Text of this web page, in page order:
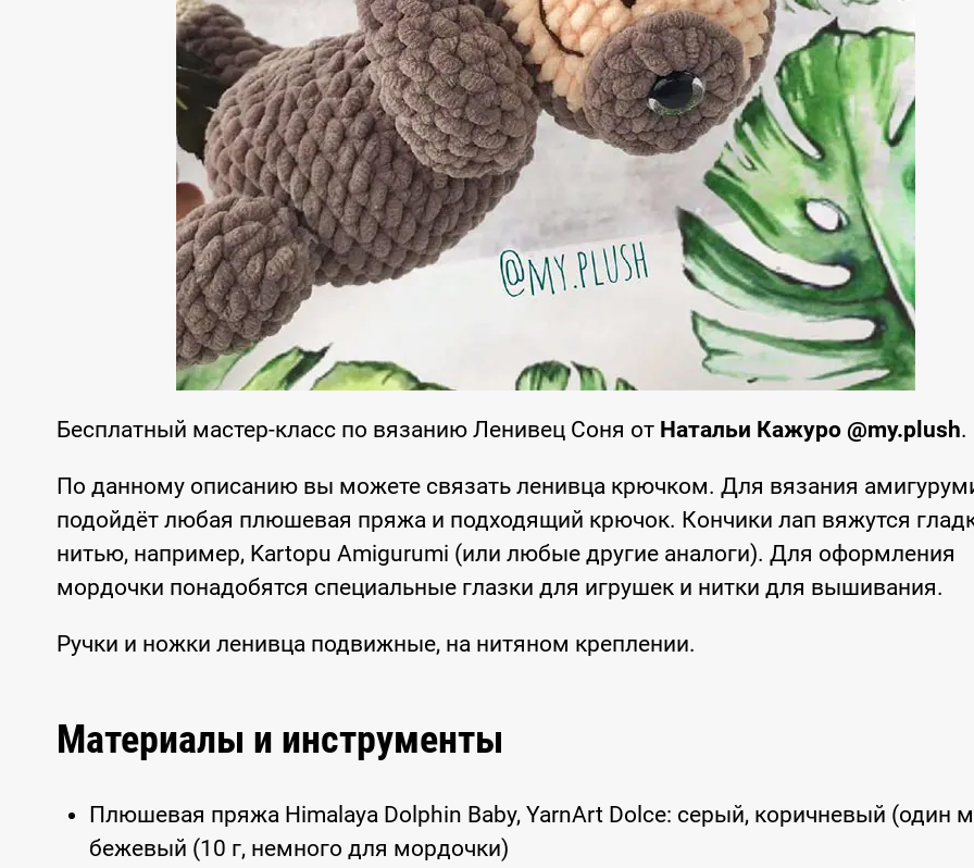
Бесплатный мастер-класс по вязанию Ленивец Соня от Натальи Кажуро @my.plush.
По данному описанию вы можете связать ленивца крючком. Для вязания
подойдёт любая плюшевая пряжа и подходящий крючок. Кончики лап вяжутся
нитью, например, Kartopu Amigurumi (или любые другие аналоги). Для оформления
мордочки понадобятся специальные глазки для игрушек и нитки для вышивания.
Ручки и ножки ленивца подвижные, на нитяном креплении.
Материалы и инструменты
Плюшевая пряжа Himalaya Dolphin Baby, YarnArt Dolce: серый, коричневый (один
бежевый (10 г, немного для мордочки)